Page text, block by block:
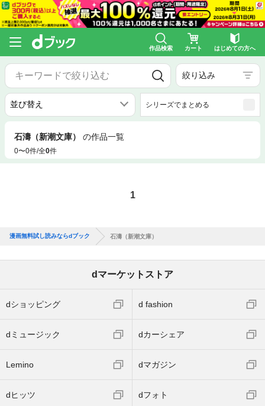
作品検索 カート はじめての方へ
絞り込み
シリーズでまとめる
石濤（新潮文庫） の作品一覧
0〜0件/全0件
1
漫画無料試し読みならdブック 石濤（新潮文庫）
dマーケットストア
dショッピング d fashion
dミュージック dカーシェア
Lemino dマガジン
dヒッツ dフォト